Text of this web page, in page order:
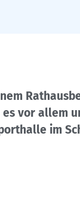
vor allem
im